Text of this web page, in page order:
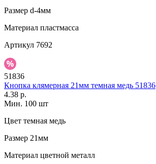
Размер d-4мм
Материал пластмасса
Артикул 7692
51836
Кнопка клямерная 21мм темная медь 51836
4.38 р.
Мин. 100 шт
Цвет темная медь
Размер 21мм
Материал цветной металл